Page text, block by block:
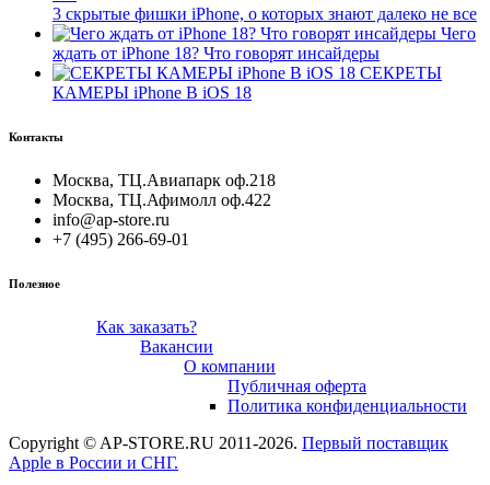
3 скрытые фишки iPhone, о которых знают далеко не все
Чего
ждать от iPhone 18? Что говорят инсайдеры
СЕКРЕТЫ
КАМЕРЫ iPhone В iOS 18
Контакты
Москва, ТЦ.Авиапарк оф.218
Москва, ТЦ.Афимолл оф.422
info@ap-store.ru
+7 (495) 266-69-01
Полезное
Как заказать?
Вакансии
О компании
Публичная оферта
Политика конфиденциальности
Copyright © AP-STORE.RU 2011-2026. Первый поставщик
Apple в России и СНГ.